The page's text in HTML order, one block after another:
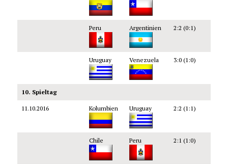
Peru Argentinien 2:2 (0:1)
Uruguay Venezuela 3:0 (1:0)
10. Spieltag
11.10.2016 Kolumbien Uruguay 2:2 (1:1)
Chile Peru 2:1 (1:0)